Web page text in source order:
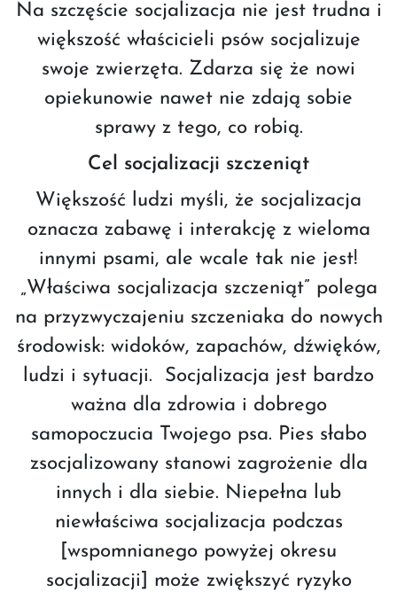
Na szczęście socjalizacja nie jest trudna i
większość właścicieli psów socjalizuje
swoje zwierzęta. Zdarza się że nowi
opiekunowie nawet nie zdają sobie
sprawy z tego, co robią.
Cel socjalizacji szczeniąt
Większość ludzi myśli, że socjalizacja
oznacza zabawę i interakcję z wieloma
innymi psami, ale wcale tak nie jest!
„Właściwa socjalizacja szczeniąt” polega
na przyzwyczajeniu szczeniaka do nowych
środowisk: widoków, zapachów, dźwięków,
ludzi i sytuacji. Socjalizacja jest bardzo
ważna dla zdrowia i dobrego
samopoczucia Twojego psa. Pies słabo
zsocjalizowany stanowi zagrożenie dla
innych i dla siebie. Niepełna lub
niewłaściwa socjalizacja podczas
[wspomnianego powyżej okresu
socjalizacji] może zwiększyć ryzyko